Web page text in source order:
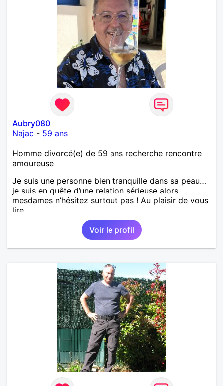
Aubry080
Najac - 59 ans
Homme divorcé(e) de 59 ans recherche rencontre
amoureuse
Je suis une personne bien tranquille dans sa peau…
je suis en quête d’une relation sérieuse alors
mesdames n’hésitez surtout pas ! Au plaisir de vous
lire.
Voir le profil